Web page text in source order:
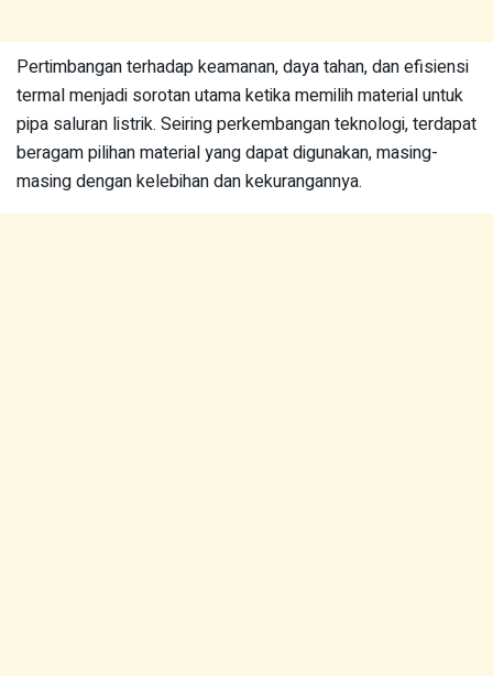
Pertimbangan terhadap keamanan, daya tahan, dan efisiensi
termal menjadi sorotan utama ketika memilih material untuk
pipa saluran listrik. Seiring perkembangan teknologi, terdapat
beragam pilihan material yang dapat digunakan, masing-
masing dengan kelebihan dan kekurangannya.